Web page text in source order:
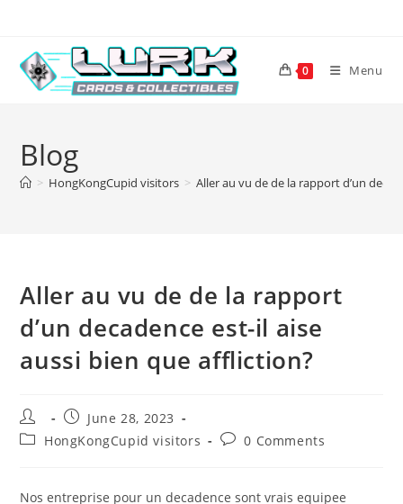
content
0 Menu
Blog
> HongKongCupid visitors > Aller au vu de de la rapport d’un
Aller au vu de de la rapport
d’un decadence est-il aise
aussi bien que affliction?
Post
author:
Post
published:
June 28, 2023
PostHongKongCupid visitors
Post0 Comments
Nos entreprise pour un decadence sont vrais equipee